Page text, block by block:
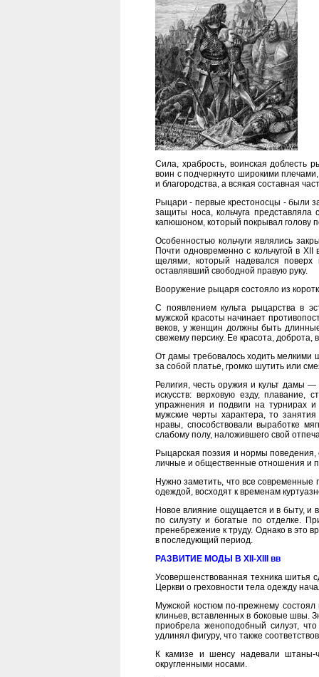
Сила, храбрость, воинская доблесть
воин с подчеркнуто широкими
и благородства, а всякая составная
Рыцари - первые крестоносцы - были
защиты носа, кольчуга
капюшоном, который покрывал голову
Особенностью кольчуги являлись
Почти одновременно с кольчугой в
щелями, который надевался поверх
оставлявший свободной правую руку.
Вооружение рыцаря состояло из
С появлением культа рыцарства в
мужской красоты начинает
веков, у женщин должны быть
свежему персику. Ее красота, доброта,
От дамы требовалось ходить мелкими
за собой платье, громко шутить или
Религия, честь оружия и культ дамы
искусств: верховую езду, плавание,
упражнения и подвиги на турнирах
мужские черты характера, то
нравы, способствовали выработке
слабому полу, наложившего свой
Рыцарская поэзия и нормы
личные и общественные отношения и
Нужно заметить, что все современные
одеждой, восходят к временам
Новое влияние ощущается и в быту, и
по силуэту и богатые по отделке.
пренебрежение к труду. Однако в это
в последующий период.
РАЗВИТИЕ МОДЫ В XII-XIII вв
Усовершенствованная техника шитья
Церкви о греховности тела одежду
Мужской костюм по-прежнему
клиньев, вставленных в боковые швы.
приобрела женоподобный силуэт,
удлинял фигуру, что также
К камизе и шенсу надевали
округленными носами.